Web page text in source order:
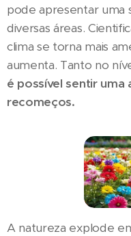
pode apresentar uma
diversas áreas.
clima se torna mais
aumenta. Tanto no
é possível sentir
recomeços.
A natureza explode